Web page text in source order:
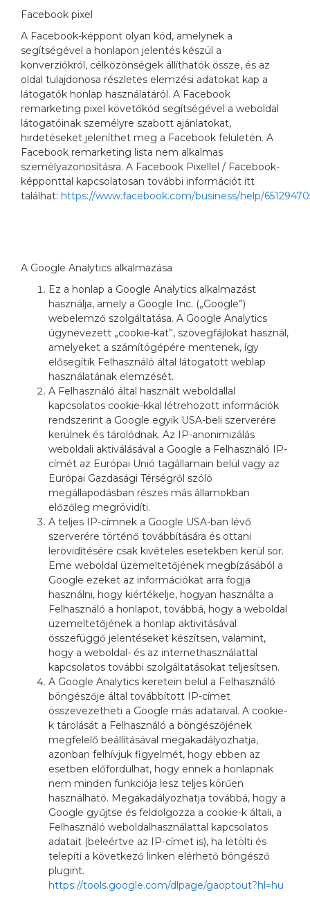
Facebook pixel
A Facebook-képpont olyan kód, amelynek a
segítségével a honlapon jelentés készül a
konverziókról, célközönségek állíthatók össze, és az
oldal tulajdonosa részletes elemzési adatokat kap a
látogatók honlap használatáról. A Facebook
remarketing pixel követőkód segítségével a weboldal
látogatóinak személyre szabott ajánlatokat,
hirdetéseket jeleníthet meg a Facebook felületén. A
Facebook remarketing lista nem alkalmas
személyazonosításra. A Facebook Pixellel / Facebook-
képponttal kapcsolatosan további információt itt
találhat: https://www.facebook.com/business/help/
A Google Analytics alkalmazása
Ez a honlap a Google Analytics alkalmazást
használja, amely a Google Inc. („Google”)
webelemző szolgáltatása. A Google Analytics
úgynevezett „cookie-kat”, szövegfájlokat használ,
amelyeket a számítógépére mentenek, így
elősegítik Felhasználó által látogatott weblap
használatának elemzését.
A Felhasználó által használt weboldallal
kapcsolatos cookie-kkal létrehozott információk
rendszerint a Google egyik USA-beli szerverére
kerülnek és tárolódnak. Az IP-anonimizálás
weboldali aktiválásával a Google a Felhasználó IP-
címét az Európai Unió tagállamain belül vagy az
Európai Gazdasági Térségről szóló
megállapodásban részes más államokban
előzőleg megrövidíti.
A teljes IP-címnek a Google USA-ban lévő
szerverére történő továbbítására és ottani
lerövidítésére csak kivételes esetekben kerül sor.
Eme weboldal üzemeltetőjének megbízásából a
Google ezeket az információkat arra fogja
használni, hogy kiértékelje, hogyan használta a
Felhasználó a honlapot, továbbá, hogy a weboldal
üzemeltetőjének a honlap aktivitásával
összefüggő jelentéseket készítsen, valamint,
hogy a weboldal- és az internethasználattal
kapcsolatos további szolgáltatásokat teljesítsen.
A Google Analytics keretein belül a Felhasználó
böngészője által továbbított IP-címet
összevezetheti a Google más adataival. A cookie-
k tárolását a Felhasználó a böngészőjének
megfelelő beállításával megakadályozhatja,
azonban felhívjuk figyelmét, hogy ebben az
esetben előfordulhat, hogy ennek a honlapnak
nem minden funkciója lesz teljes körűen
használható. Megakadályozhatja továbbá, hogy a
Google gyűjtse és feldolgozza a cookie-k általi, a
Felhasználó weboldalhasználattal kapcsolatos
adatait (beleértve az IP-címet is), ha letölti és
telepíti a következő linken elérhető böngésző
plugint.
https://tools.google.com/dlpage/gaoptout?hl=hu